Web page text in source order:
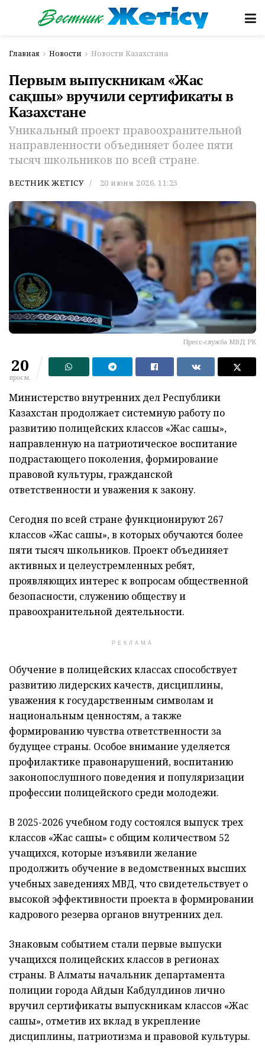
Главная Новости Новости Казахстана
Первым выпускникам «Жас
сақшы» вручили сертификаты в
Казахстане
Уникальный проект правоохранительной
направленности объединяет более пяти
тысяч школьников по всей стране.
ВЕСТНИК ЖЕТІСУ 20 июня 2026, 11:25
Пресс-служба МВД РК
20
просм.
Министерство внутренних дел Республики
Казахстан продолжает системную работу по
развитию полицейских классов «Жас сақшы»,
направленную на патриотическое воспитание
подрастающего поколения, формирование
правовой культуры, гражданской
ответственности и уважения к закону.
Сегодня по всей стране функционируют 267
классов «Жас сақшы», в которых обучаются более
пяти тысяч школьников. Проект объединяет
активных и целеустремленных ребят,
проявляющих интерес к вопросам общественной
безопасности, служению обществу и
правоохранительной деятельности.
РЕКЛАМА
Обучение в полицейских классах способствует
развитию лидерских качеств, дисциплины,
уважения к государственным символам и
национальным ценностям, а также
формированию чувства ответственности за
будущее страны. Особое внимание уделяется
профилактике правонарушений, воспитанию
законопослушного поведения и популяризации
профессии полицейского среди молодежи.
В 2025-2026 учебном году состоялся выпуск трех
классов «Жас сақшы» с общим количеством 52
учащихся, которые изъявили желание
продолжить обучение в ведомственных высших
учебных заведениях МВД, что свидетельствует о
высокой эффективности проекта в формировании
кадрового резерва органов внутренних дел.
Знаковым событием стали первые выпуски
учащихся полицейских классов в регионах
страны. В Алматы начальник департамента
полиции города Айдын Кабдулдинов лично
вручил сертификаты выпускникам классов «Жас
сақшы», отметив их вклад в укрепление
дисциплины, патриотизма и правовой культуры.